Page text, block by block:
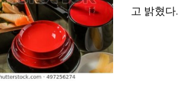
고 밝혔다